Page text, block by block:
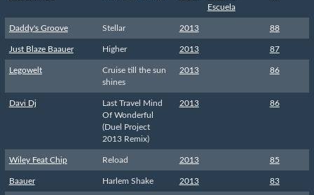
Escuela
Daddy's Groove Stellar 2013 88
Just Blaze Baauer Higher 2013 87
Legowelt
Cruise till the sun
shines
2013 86
Davi Dj
Last Travel Mind
Of Wonderful
(Duel Project
2013 Remix)
2013 86
Wiley Feat Chip Reload 2013 85
Baauer Harlem Shake 2013 83